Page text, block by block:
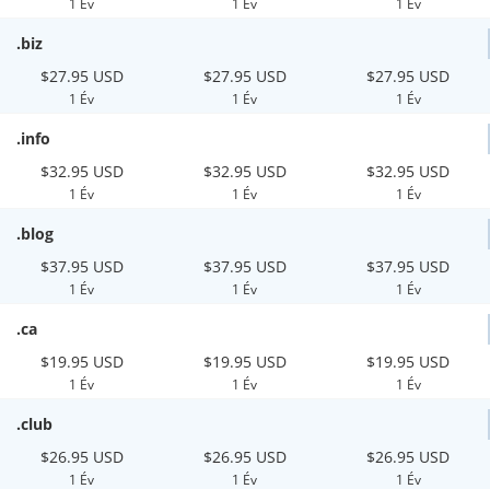
.biz
$27.95 USD
1 Év
$27.95 USD
1 Év
$27.95 USD
1 Év
.info
$32.95 USD
1 Év
$32.95 USD
1 Év
$32.95 USD
1 Év
.blog
$37.95 USD
1 Év
$37.95 USD
1 Év
$37.95 USD
1 Év
.ca
$19.95 USD
1 Év
$19.95 USD
1 Év
$19.95 USD
1 Év
.club
$26.95 USD
1 Év
$26.95 USD
1 Év
$26.95 USD
1 Év